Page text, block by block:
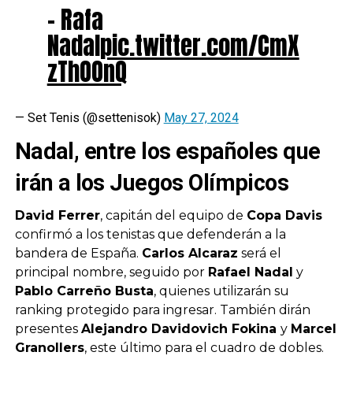
– Rafa
Nadalpic.twitter.com/CmX
zThOOnQ
— Set Tenis (@settenisok) May 27, 2024
Nadal, entre los españoles que
irán a los Juegos Olímpicos
David Ferrer, capitán del equipo de Copa Davis
confirmó a los tenistas que defenderán a la
bandera de España. Carlos Alcaraz será el
principal nombre, seguido por Rafael Nadal y
Pablo Carreño Busta, quienes utilizarán su
ranking protegido para ingresar. También dirán
presentes Alejandro Davidovich Fokina y Marcel
Granollers, este último para el cuadro de dobles.